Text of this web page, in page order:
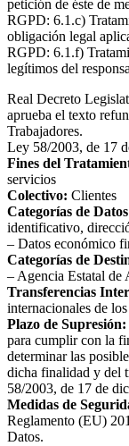
petición de éste de
RGPD: 6.1.c)
obligación legal
RGPD: 6.1.f)
legítimos del
Real Decreto
aprueba el texto
Trabajadores.
Ley 58/2003, de 17
Fines del
servicios
Colectivo: Clientes
Categorías de
identificativo,
– Datos económico
Categorías de
– Agencia Estatal de
Transferencias
internacionales de los
Plazo de Supresión:
para cumplir con la
determinar las
dicha finalidad y del
58/2003, de 17 de
Medidas de
Reglamento (EU)
Datos.